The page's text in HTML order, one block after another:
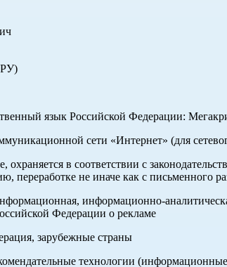
язык Российской Федерации:
сети «Интернет» (для
в соответствии с
переработке не иначе как с письменного
информационно-
Федерации о рекламе
зарубежные страны
технологии